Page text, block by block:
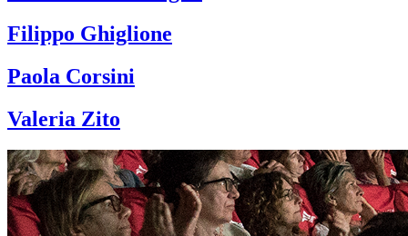
Filippo Ghiglione
Paola Corsini
Valeria Zito